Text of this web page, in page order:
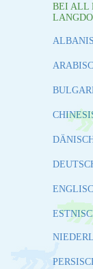
BEI ALL